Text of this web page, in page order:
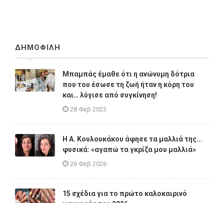
ΔΗΜΟΦΙΛΗ
Μπαμπάς έμαθε ότι η ανώνυμη δότρια
που του έσωσε τη ζωή ήταν η κόρη του
και… λύγισε από συγκίνηση!
28 Φεβ 2023
Η A. Κουλουκάκου άφησε τα μαλλιά της...
φυσικά: «αγαπώ τα γκρίζα μου μαλλιά»
26 Φεβ 2026
15 σχέδια για το πρώτο καλοκαιρινό